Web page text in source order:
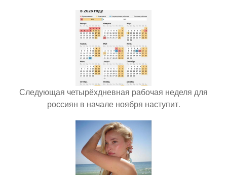
Следующая четырёхдневная рабочая неделя для
россиян в начале ноября наступит.